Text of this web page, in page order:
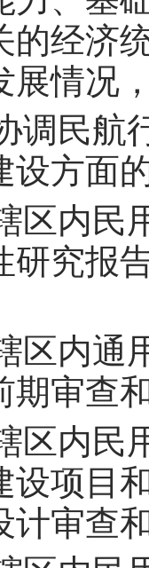
的经济
展情况
民航行
设方面
内民用
研究报
内通用
期审查
内民用
设项目
计审查